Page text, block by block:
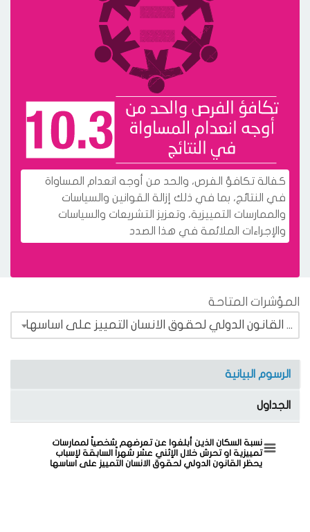
كفالة تكافؤ الفرص، والحد من أوجه انعدام المساواة
في النتائج، بما في ذلك إزالة القوانين والسياسات
والممارسات التمييزية، وتعزيز التشريعات والسياسات
والإجراءات الملائمة في هذا الصدد
المؤشرات المتاحة
المؤشر 1.3.10 نسبة السكان الذين أبلغوا عن تعرضهم شخصياً لممارسات تمييزية او تحرش خلال الإثني عشر شهراً السابقة لإسباب يحظر القانون الدولي لحقوق الانسان التمييز على اساسها
الرسوم البيانية
الجداول
عشر شهراً السابقة لإسباب يحظر القانون الدولي لحقوق الانسان التمييز على اساسها
Pie chart with 10 slices.
نسبة السكان الذين أبلغوا عن تعرضهم شخصياً لممارسات
تمييزية او تحرش خلال الإثني عشر شهراً السابقة لإسباب
يحظر القانون الدولي لحقوق الانسان التمييز على اساسها